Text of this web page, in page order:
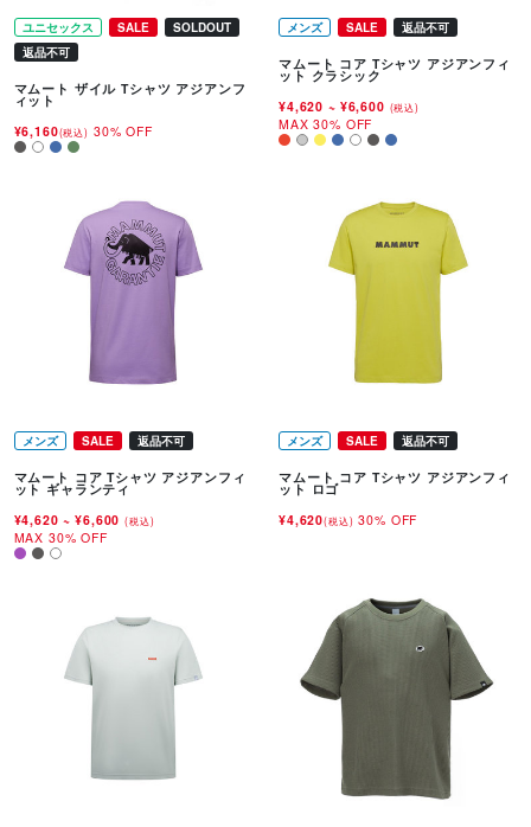
ユニセックス SALE
SOLDOUT
返品不可
マムート ザイル Tシャツ アジアンフ
ィット
¥6,160(税込) 30% OFF
メンズ SALE 返品不可
マムート コア Tシャツ アジアンフィ
ット クラシック
¥4,620 ~ ¥6,600 (税込)
MAX 30% OFF
メンズ SALE 返品不可
マムート コア Tシャツ アジアンフィ
ット ギャランティ
¥4,620~ ¥6,600(税込)
MAX 30% OFF
メンズ SALE 返品不可
マムート コア Tシャツ アジアンフィ
ット ロゴ
¥4,620(税込) 30% OFF